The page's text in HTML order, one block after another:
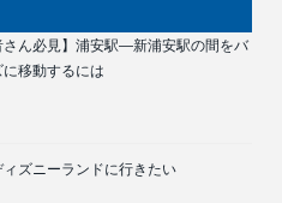
さん必見】浦安駅―新浦安駅の間をバ
に移動するには
ズニーランドに行きたい